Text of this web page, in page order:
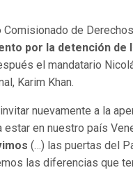
de
por la detención de
el mandatario
Karim Khan.
nuevamente a la
estar en nuestro país
(…) las puertas del
las diferencias que